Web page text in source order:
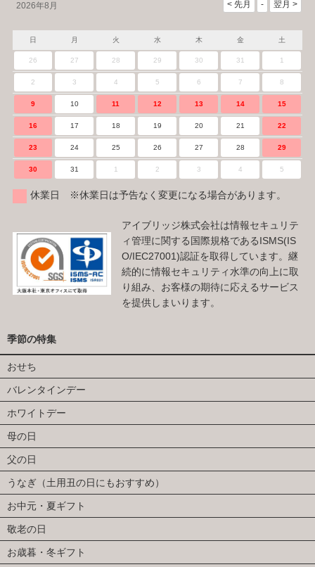
2026年8月
日 月 火 水 木 金 土
26 27 28 29 30 31 1
2 3 4 5 6 7 8
9 10 11 12 13 14 15
16 17 18 19 20 21 22
23 24 25 26 27 28 29
30 31 1 2 3 4 5
休業日 ※休業日は予告なく変更になる場合があります。
アイブリッジ株式会社は情報セキュリテ
ィ管理に関する国際規格であるISMS(IS
O/IEC27001)認証を取得しています。継
続的に情報セキュリティ水準の向上に取
り組み、お客様の期待に応えるサービス
を提供しまいります。
季節の特集
おせち
バレンタインデー
ホワイトデー
母の日
父の日
うなぎ（土用丑の日にもおすすめ）
お中元・夏ギフト
敬老の日
お歳暮・冬ギフト